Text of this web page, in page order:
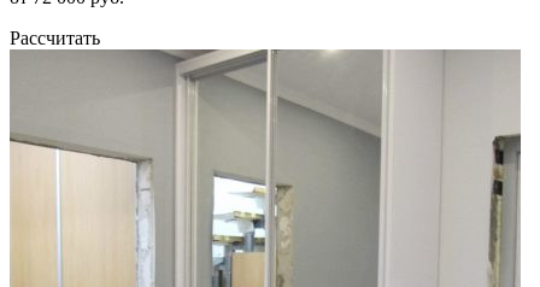
Рассчитать